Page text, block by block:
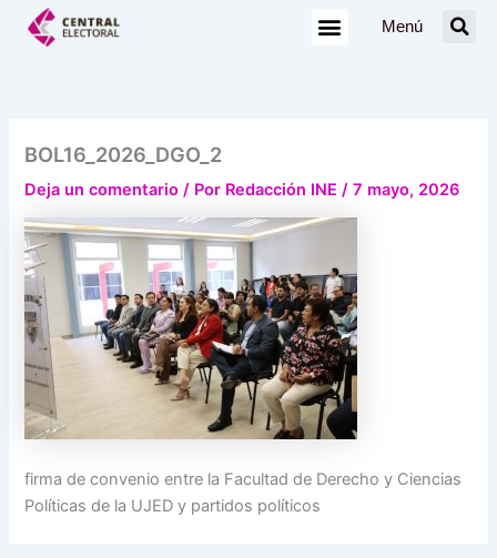
Menú
BOL16_2026_DGO_2
Deja un comentario / Por Redacción INE/7 mayo, 2026
firma de convenio entre la Facultad de Derecho y Ciencias
Políticas de la UJED y partidos políticos